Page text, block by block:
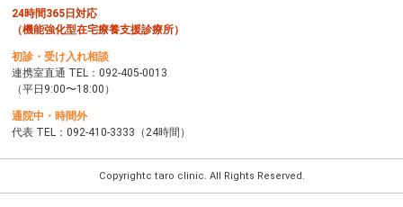
24時間365日対応
（機能強化型在宅療養支援診療所）
初診・受け入れ相談
連携室直通 TEL：092-405-0013
（平日9:00〜18:00）
通院中・時間外
代表 TEL：092-410-3333 （24時間）
Copyrightc taro clinic. All Rights Reserved.